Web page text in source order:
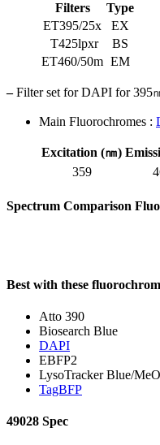
Filters
Type
ET395/25x
EX
T425lpxr
BS
ET460/50m EM
–Filter set for DAPI for 395
Main Fluorochromes :
Excitation (㎚)
359
Spectrum Comparison
Best with these
Atto 390
Biosearch Blue
DAPI
EBFP2
LysoTracker Blue/
TagBFP
49028 Spec